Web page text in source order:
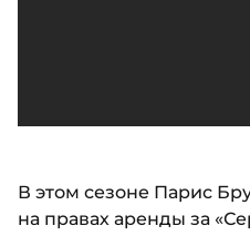
В этом сезоне Парис
на правах аренды за